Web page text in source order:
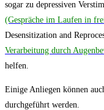
sogar zu depressiven
(Gespräche im Laufen in
Desensitization and
Verarbeitung durch
helfen.
Einige Anliegen können
durchgeführt werden.